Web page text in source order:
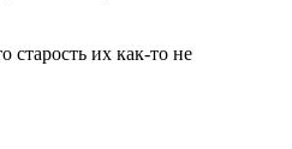
их как-то не